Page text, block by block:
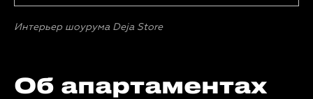
Интерьер шоурума Deja Store
Об апартаментах